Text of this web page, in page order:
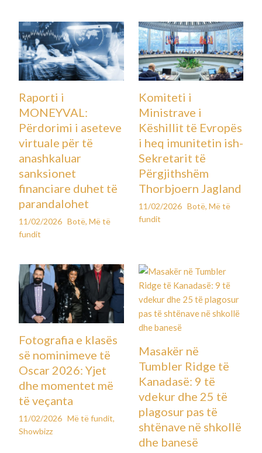
Raporti i
MONEYVAL:
Përdorimi i aseteve
virtuale për të
anashkaluar
sanksionet
financiare duhet të
parandalohet
11/02/2026 Botë,Më të
fundit
Komiteti i
Ministrave i
Këshillit të Evropës
i heq imunitetin ish-
Sekretarit të
Përgjithshëm
Thorbjoern Jagland
11/02/2026 Botë, Më të
fundit
Fotografia e klasës
së nominimeve të
Oscar 2026: Yjet
dhe momentet më
të veçanta
11/02/2026 Më të fundit,
Showbizz
Masakër në
Tumbler Ridge të
Kanadasë: 9 të
vdekur dhe 25 të
plagosur pas të
shtënave në shkollë
dhe banesë